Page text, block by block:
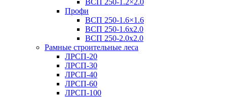
ВСП 250-1.2×2.0
Профи
ВСП 250-1.6×1.6
ВСП 250-1.6х2.0
ВСП 250-2.0x2.0
Рамные строительные леса
ЛРСП-20
ЛРСП-30
ЛРСП-40
ЛРСП-60
ЛРСП-100